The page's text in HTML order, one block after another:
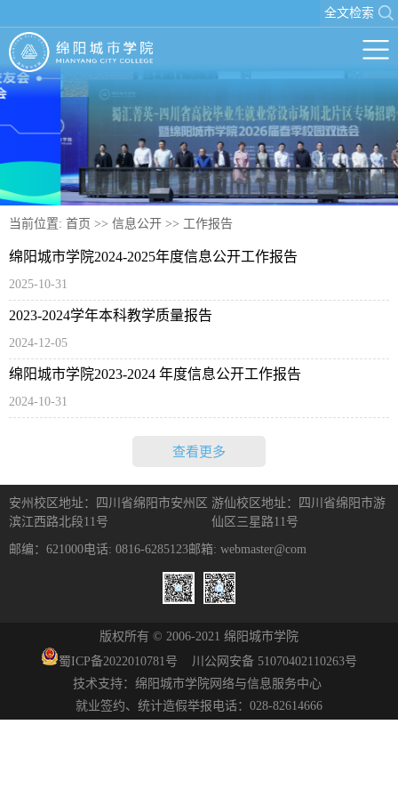
全文检索
当前位置: 首页 >> 信息公开 >> 工作报告
绵阳城市学院2024-2025年度信息公开工作报告
2025-10-31
2023-2024学年本科教学质量报告
2024-12-05
绵阳城市学院2023-2024 年度信息公开工作报告
2024-10-31
查看更多
安州校区地址：四川省绵阳市安州区
滨江西路北段11号
游仙校区地址：四川省绵阳市游
仙区三星路11号
邮编：621000 电话: 0816-6285123邮箱: webmaster@com
版权所有 © 2006-2021 绵阳城市学院
蜀ICP备2022010781 号 川公网安备 51070402110263号
技术支持：绵阳城市学院网络与信息服务中心
就业签约、统计造假举报电话：028-82614666